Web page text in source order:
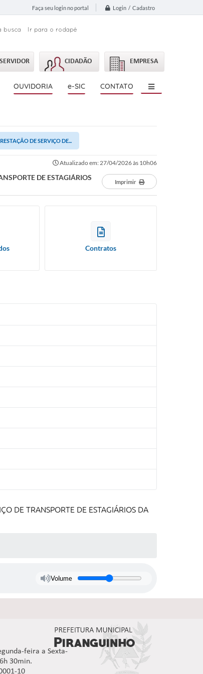
Faça seu login no portal Login / Cadastro
busca Ir para o rodapé
SERVIDOR CIDADÃO EMPRESA
OUVIDORIA e-SIC CONTATO
DE SERVIÇO DE...
Atualizado em: 27/04/2026 às 10h06
DE ESTAGIÁRIOS
Imprimir
Contratos
DE TRANSPORTE DE ESTAGIÁRIOS DA
Volume
feira a Sexta-
30min.
10